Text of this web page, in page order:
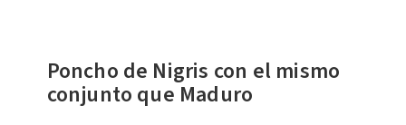
Poncho de Nigris con el mismo
conjunto que Maduro